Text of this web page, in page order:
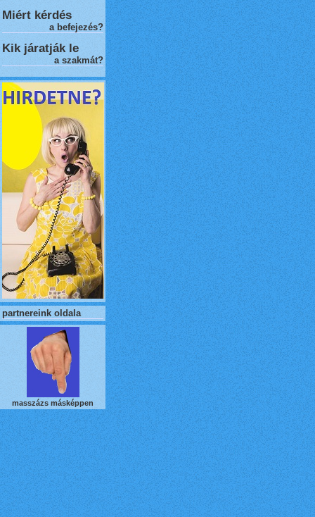
Miért kérdés
a befejezés?
Kik járatják le
a szakmát?
partnereink oldala
masszázs másképpen